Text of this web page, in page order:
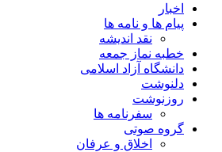
اخبار
پیام ها و نامه ها
نقد اندیشه
خطبه نماز جمعه
دانشگاه آزاد اسلامی
دلنوشت
روزنوشت
سفرنامه ها
گروه صوتی
اخلاق و عرفان